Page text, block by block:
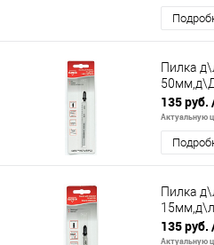
Пилка
135 руб.
Актуальную
Пилка
135 руб.
Актуальную